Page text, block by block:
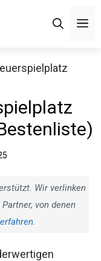
Wir verlinken
von denen
.